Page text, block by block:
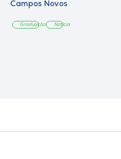
Campos Novos
Graduação Notícia